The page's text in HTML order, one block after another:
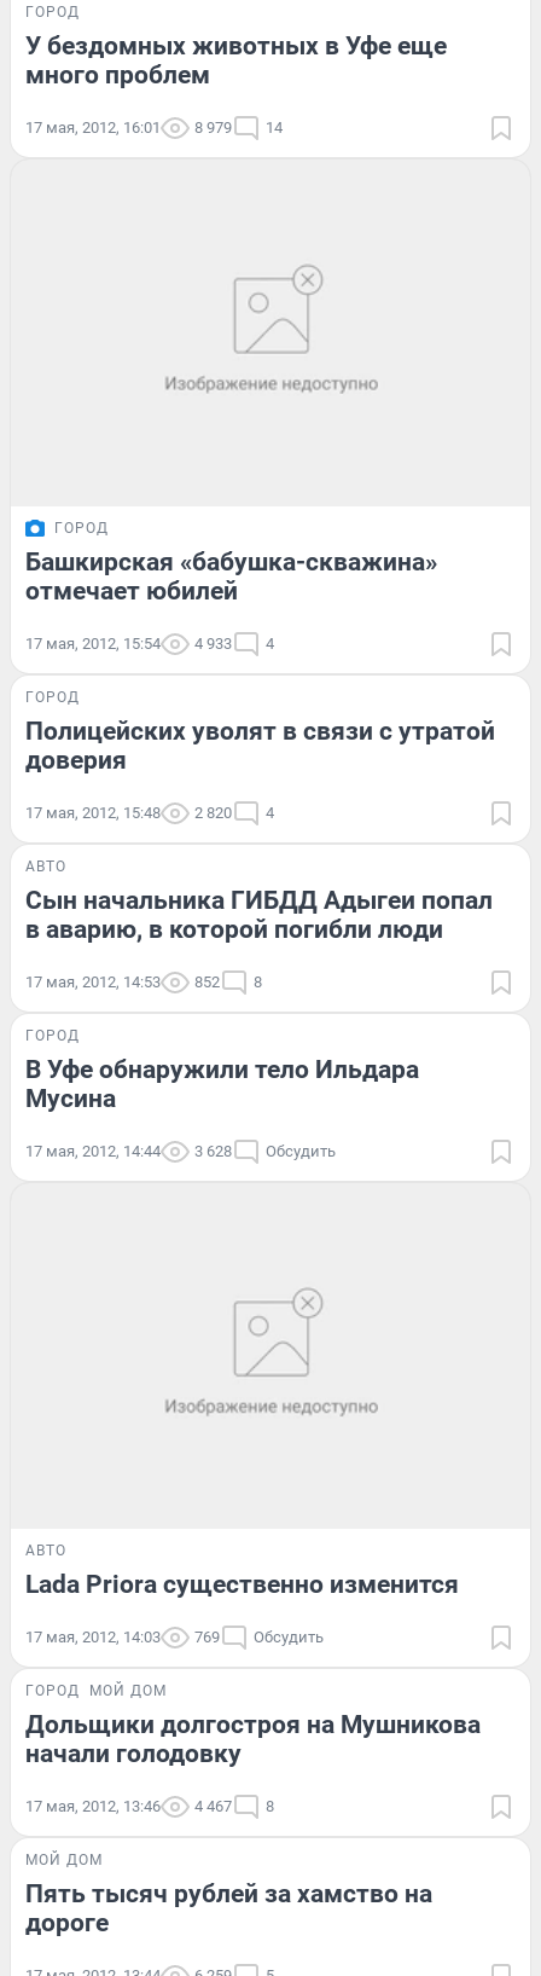
ГОРОД
У бездомных животных в Уфе еще
много проблем
17 мая, 2012, 16:01 8 979 14
ГОРОД
Башкирская «бабушка-скважина»
отмечает юбилей
17 мая, 2012, 15:54 4 933 4
ГОРОД
Полицейских уволят в связи с утратой
доверия
17 мая, 2012, 15:48 2 820 4
АВТО
Сын начальника ГИБДД Адыгеи попал
в аварию, в которой погибли люди
17 мая, 2012, 14:53 852 8
ГОРОД
В Уфе обнаружили тело Ильдара
Мусина
17 мая, 2012, 14:44 3 628 Обсудить
АВТО
Lada Priora существенно изменится
17 мая, 2012, 14:03 769 Обсудить
ГОРОД МОЙ ДОМ
Дольщики долгостроя на Мушникова
начали голодовку
17 мая, 2012, 13:46 4 467 8
МОЙ ДОМ
Пять тысяч рублей за хамство на
дороге